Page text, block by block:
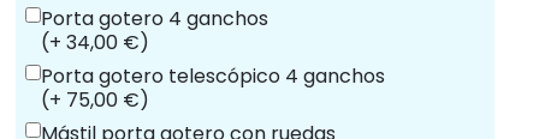
Porta gotero 4 ganchos
(+ 34,00 €)
Porta gotero telescópico 4 ganchos
(+ 75,00 €)